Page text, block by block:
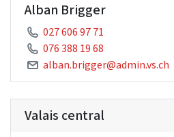
Alban Brigger
027 606 97 71
076 388 19 68
alban.brigger@admin.vs.ch
Valais central